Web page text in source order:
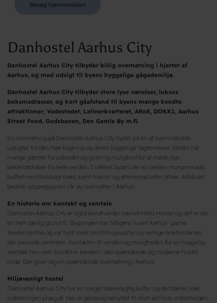
Besøg hjemmesiden
Danhostel Aarhus City
Danhostel Aarhus City tilbyder billig overnatning i hjertet af
Aarhus, og med udsigt til byens hyggelige gågademiljø.
Danhostel Aarhus City tilbyder store lyse værelser, luksus
boksmadrasser, og kort gåafstand til byens mange kendte
attraktioner; Vadestedet, Latinerkvarteret, ARoS, DOKK1, Aarhus
Street Food, Godsbanen, Den Gamle By m.fl.
En overnatning på Danhostel Aarhus City byder på en af byens bedste
udsigter fra den høje bygning og deres hyggelige tagterrasser. Stedet har
mange gæster fra udlandet og giver rig mulighed for at møde nye
bekendtskaber fra hele verden. I caféen bydes der en lækker morgenmads
buffet med friskbagt brød, samt frokost og aftensmad efter aftale. Altså det
bedste udgangspunkt når du overnatter i Aarhus.
En historie om kontakt og samtale
Danhostel Aarhus City er også kendt under navnet Hallo Hostel og det er der
en helt særlig grund til. Bygningen har tidligere huset Aarhus’ gamle
telefoncentral og var fyldt med omstillingsudstyr og venlige telefondamer,
der passede centralen. Kontakten til verden og muligheden for en hyggelig
samtale hen over bordet er bevaret i det spændende og moderne hostel
miljø. Det giver dig en spændende overnatning i Aarhus.
Miljøvenligt hostel
Danhostel Aarhus City har en meget bæredygtig kultur og det bærer især
indretningen præg af. Her er genbrug benyttet til stort set hele indretningen.